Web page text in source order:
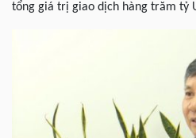
tổng giá trị giao dịch hàng trăm tỷ